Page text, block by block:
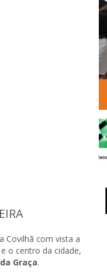
Covilhã com vista a
o centro da cidade,
Graça.